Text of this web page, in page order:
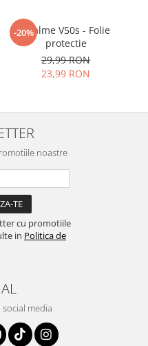
flexibil.
caNU SE
de cioburi
rezistenta la
ci si
ecranul!
9H la
si un aspect
pe timp
-20%
Realme V50s - Folie
protectie
29,99 RON
23,99 RON
noastre
cu promotiile
in Politica de
media